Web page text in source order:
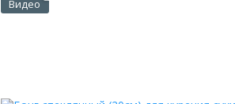
Видео